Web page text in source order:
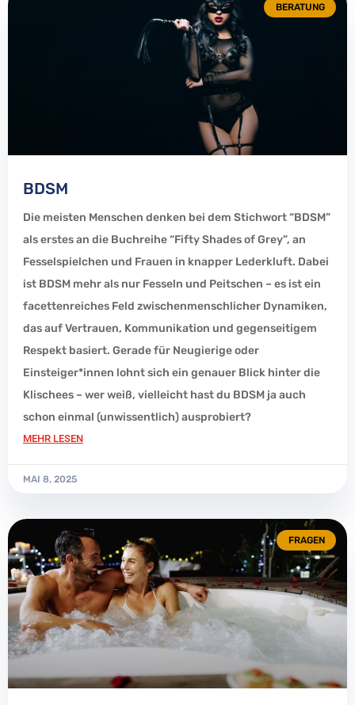
BERATUNG
BDSM
Die meisten Menschen denken bei dem Stichwort “BDSM”
als erstes an die Buchreihe “Fifty Shades of Grey”, an
Fesselspielchen und Frauen in knapper Lederkluft. Dabei
ist BDSM mehr als nur Fesseln und Peitschen – es ist ein
facettenreiches Feld zwischenmenschlicher Dynamiken,
das auf Vertrauen, Kommunikation und gegenseitigem
Respekt basiert. Gerade für Neugierige oder
Einsteiger*innen lohnt sich ein genauer Blick hinter die
Klischees – wer weiß, vielleicht hast du BDSM ja auch
schon einmal (unwissentlich) ausprobiert?
MEHR LESEN
MAI 8, 2025
FRAGEN